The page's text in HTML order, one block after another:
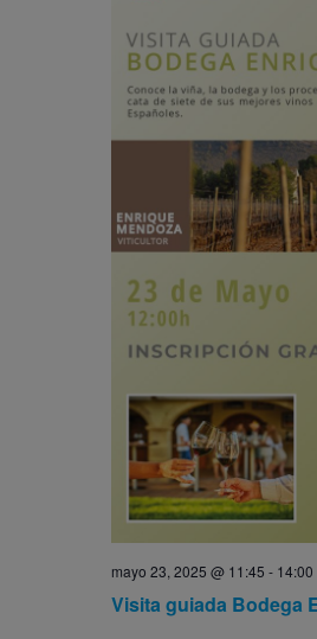
mayo 23, 2025 @ 11:45 - 14:00
Visita guiada Bodega